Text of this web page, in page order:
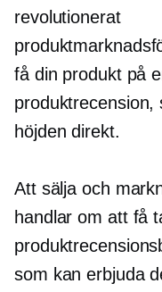
revolutionerat
få din produkt på
produktrecension,
höjden direkt.
Att sälja och
handlar om att få
som kan erbjuda